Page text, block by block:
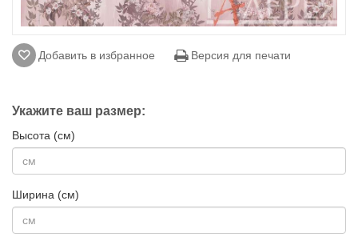
Добавить в избранное Версия для печати
Укажите ваш размер:
Высота (см)
Ширина (см)